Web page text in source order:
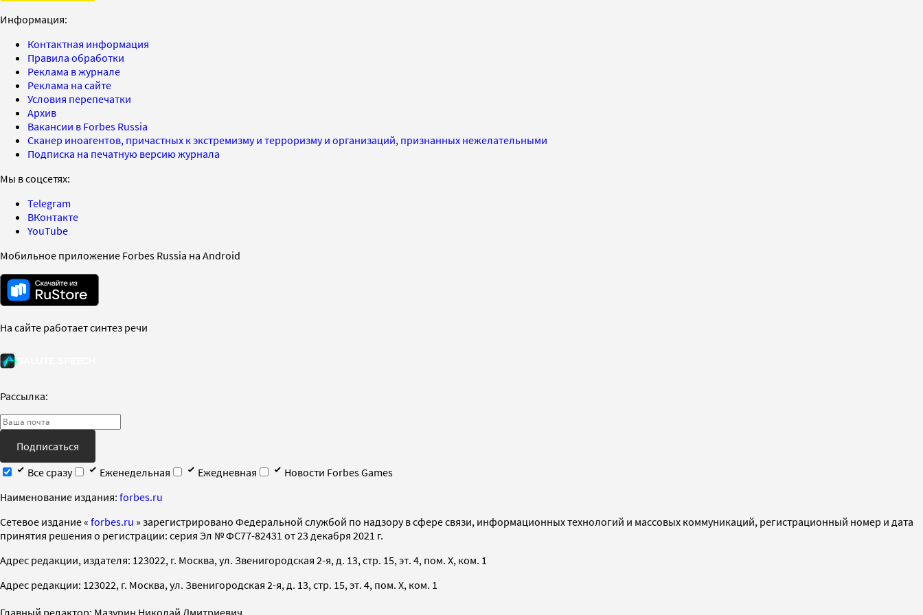
Информация:
Контактная информация
Правила обработки
Реклама в журнале
Реклама на сайте
Условия перепечатки
Архив
Вакансии в Forbes Russia
Сканер иноагентов, причастных к экстремизму и терроризму и организаций, признанных нежелательными
Подписка на печатную версию журнала
Мы в соцсетях:
Telegram
ВКонтакте
YouTube
Мобильное приложение Forbes Russia на Android
На сайте работает синтез речи
Рассылка:
Подписаться
Все сразу
Еженедельная Ежедневная
Новости Forbes Games
Наименование издания: forbes.ru
Cетевое издание « forbes.ru » зарегистрировано Федеральной службой по надзору в сфере связи, информационных технологий и массовых коммуникаций, регистрационный номер и дата
принятия решения о регистрации: серия Эл № ФС77-82431 от 23 декабря 2021 г.
Адрес редакции, издателя: 123022, г. Москва, ул. Звенигородская 2-я, д. 13, стр. 15, эт. 4, пом. X, ком. 1
Адрес редакции: 123022, г. Москва, ул. Звенигородская 2-я, д. 13, стр. 15, эт. 4, пом. X, ком. 1
Главный редактор: Мазурин Николай Дмитриевич